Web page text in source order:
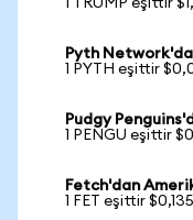
1 TRUMP eşittir
Pyth
1 PYTH eşittir
Pudgy
1 PENGU eşittir
Fetch'dan
1 FET eşittir